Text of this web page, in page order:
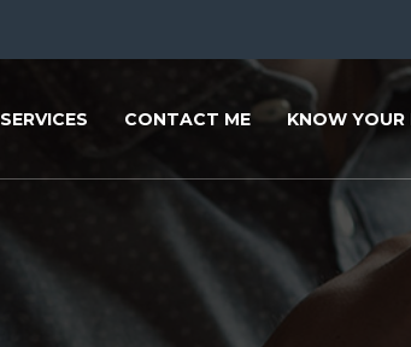
SERVICES CONTACT ME KNOW YOUR